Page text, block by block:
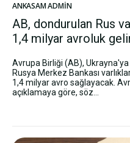
ANKASAM ADMIN
AB, dondurulan Rus
1,4 milyar avroluk
Avrupa Birliği (AB),
Rusya Merkez Bankası
1,4 milyar avro sağlayacak. Avrupa Komisyonu'ndan yapılan
açıklamaya göre, söz...